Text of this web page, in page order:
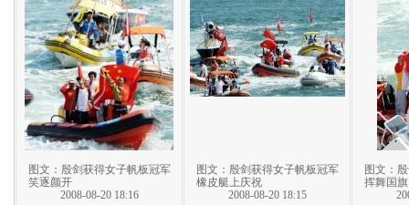
图文：殷剑获得女子帆板冠军
笑逐颜开
2008-08-20 18:16
图文：殷剑获得女子帆板冠军
橡皮艇上庆祝
2008-08-20 18:15
图文：
挥舞国旗